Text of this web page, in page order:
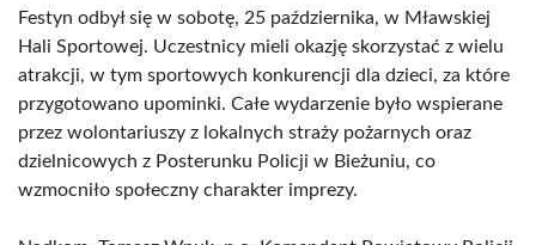
Festyn odbył się w sobotę, 25 października, w Mławskiej
Hali Sportowej. Uczestnicy mieli okazję skorzystać z wielu
atrakcji, w tym sportowych konkurencji dla dzieci, za które
przygotowano upominki. Całe wydarzenie było wspierane
przez wolontariuszy z lokalnych straży pożarnych oraz
dzielnicowych z Posterunku Policji w Bieżuniu, co
wzmocniło społeczny charakter imprezy.